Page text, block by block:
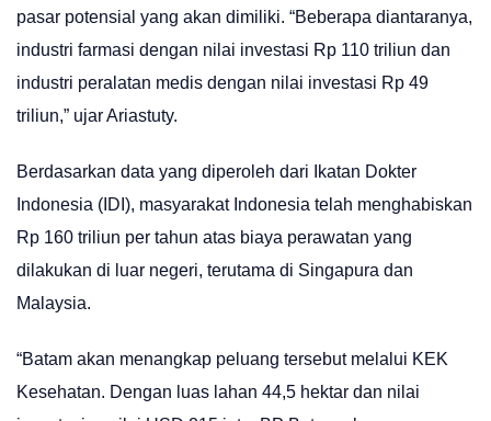
pasar potensial yang akan dimiliki. “Beberapa diantaranya,
industri farmasi dengan nilai investasi Rp 110 triliun dan
industri peralatan medis dengan nilai investasi Rp 49
triliun,” ujar Ariastuty.
Berdasarkan data yang diperoleh dari Ikatan Dokter
Indonesia (IDI), masyarakat Indonesia telah menghabiskan
Rp 160 triliun per tahun atas biaya perawatan yang
dilakukan di luar negeri, terutama di Singapura dan
Malaysia.
“Batam akan menangkap peluang tersebut melalui KEK
Kesehatan. Dengan luas lahan 44,5 hektar dan nilai